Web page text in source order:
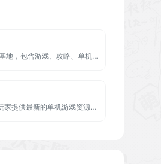
3A单机游戏资源下载基地，包含游戏、攻略、单机游戏资源、汉化资源、游戏补丁。3A单机网-分享最优质的3A单机游戏资源下载。找单机游戏资源就来3A单机游戏库！
GBT单机游戏空间为玩家提供最新的单机游戏资源下载，游戏、攻略、单机游戏资源、汉化资源、游戏补丁。GBT单机游戏空间-分享最优质的单机游戏资源下载-角色扮演-动作冒险-休闲益智-动作游戏- 模拟经营-策略游戏-冒险解谜-射击游戏-恐怖冒险-游戏资源网站。找单机游戏资源就来GBT单机游戏空间！